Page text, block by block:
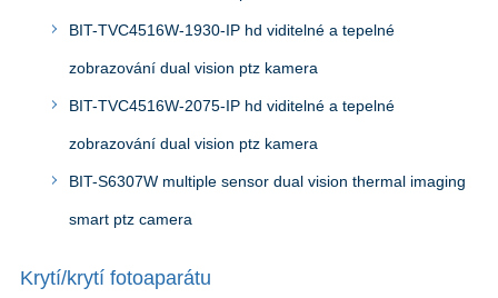
BIT-TVC4516W-1930-IP hd viditelné a tepelné
zobrazování dual vision ptz kamera
BIT-TVC4516W-2075-IP hd viditelné a tepelné
zobrazování dual vision ptz kamera
BIT-S6307W multiple sensor dual vision thermal imaging
smart ptz camera
Krytí/krytí fotoaparátu